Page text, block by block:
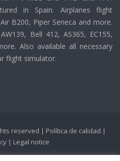
in Spain. Airplanes flight
B200, Piper Seneca and more.
Bell 412, AS365, EC155,
Also available all necessary
flight simulator.
reserved | Política de calidad |
| Legal notice